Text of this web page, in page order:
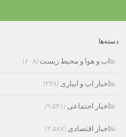
دسته‌ها
اب و هوا و محیط زیست (۶۰۸)
اخبار اب و ابیاری (۲۳۸)
اخبار اجتماعی (۹,۵۴۱)
اخبار اقتصادی (۳,۵۸۷)